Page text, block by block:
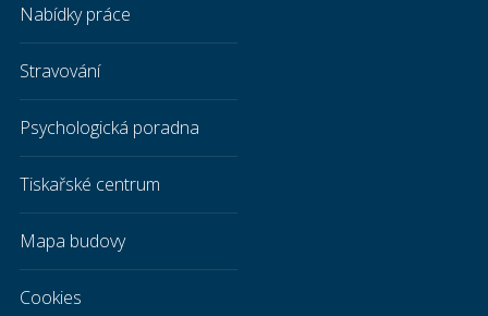
Nabídky práce
Stravování
Psychologická poradna
Tiskařské centrum
Mapa budovy
Cookies